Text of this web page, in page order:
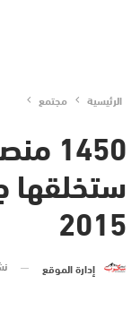
الرئيسية مجتمع
ستخلقها
2015
إدارة الموقع